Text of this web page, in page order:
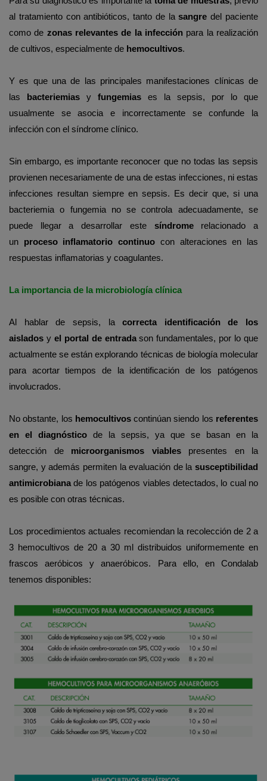
al tratamiento con antibióticos, tanto de lasangre del paciente
como de zonas relevantes de la infección para la realización
de cultivos, especialmente de hemocultivos.
Y es que una de las principales manifestaciones clínicas de
las
bacteriemias y fungemias es la sepsis, por lo que
usualmente se asocia e incorrectamente se confunde la
infección con el síndrome clínico.
Sin embargo, es importante reconocer que no todas las sepsis
provienen necesariamente de una de estas infecciones, ni estas
infecciones resultan siempre en sepsis. Es decir que, si una
bacteriemia o fungemia no se controla adecuadamente, se
puede llegar a desarrollar este síndromerelacionado a
un proceso inflamatorio continuo con alteraciones en las
respuestas inflamatorias y coagulantes.
La importancia de la microbiología clínica
Al hablar de sepsis, lacorrecta identificación de los
aislados y el portal de entradason fundamentales, por lo que
actualmente se están explorando técnicas de biología molecular
para acortar tiempos de la identificación de los patógenos
involucrados.
No obstante, los hemocultivoscontinúan siendo los referentes
en el diagnóstico de la sepsis, ya que se basan en la
detección de microorganismos viablespresentes en la
sangre, y además permiten la evaluación de la susceptibilidad
antimicrobiana de los patógenos viables detectados, lo cual no
es posible con otras técnicas.
Los procedimientos actuales recomiendan la recolección de 2 a
3 hemocultivos de 20 a 30 ml distribuidos uniformemente en
frascos aeróbicos y anaeróbicos. Para ello, en Condalab
tenemos disponibles: